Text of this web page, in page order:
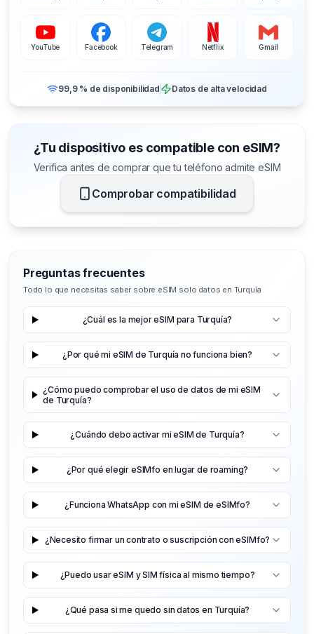
YouTube Facebook Telegram Netflix Gmail
99,9 % de disponibilidad Datos de alta velocidad
¿Tu dispositivo es compatible con eSIM?
Verifica antes de comprar que tu teléfono admite eSIM
Comprobar compatibilidad
Preguntas frecuentes
Todo lo que necesitas saber sobre eSIM solo datos en Turquía
¿Cuál es la mejor eSIM para Turquía?
¿Por qué mi eSIM de Turquía no funciona bien?
¿Cómo puedo comprobar el uso de datos de mi eSIM
de Turquía?
¿Cuándo debo activar mi eSIM de Turquía?
¿Por qué elegir eSIMfo en lugar de roaming?
¿Funciona WhatsApp con mi eSIM de eSIMfo?
¿Necesito firmar un contrato o suscripción con eSIMfo?
¿Puedo usar eSIM y SIM física al mismo tiempo?
¿Qué pasa si me quedo sin datos en Turquía?